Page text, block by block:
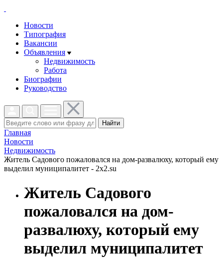
Новости
Типография
Вакансии
Объявления
Недвижимость
Работа
Биографии
Руководство
Найти
Главная
Новости
Недвижимость
Житель Садового пожаловался на дом-развалюху, который ему
выделил муниципалитет - 2x2.su
Житель Садового
пожаловался на дом-
развалюху, который ему
выделил муниципалитет